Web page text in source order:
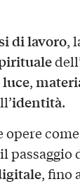
di lavoro,
luce,
identità.
opere come
passaggio
, fino